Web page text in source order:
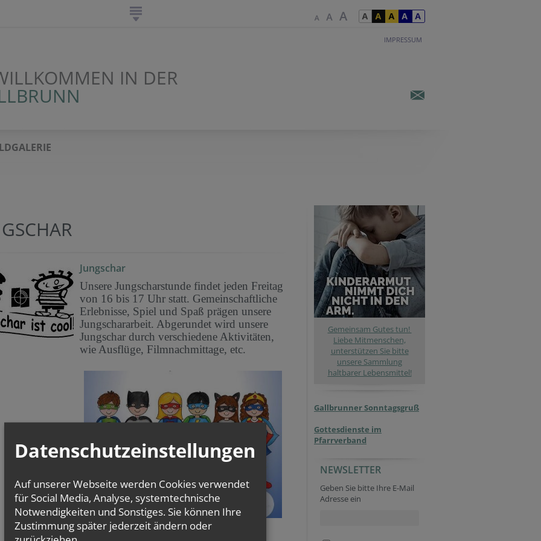
IMPRESSUM
IN DER
Jungschar
Unsere Jungscharstunde findet jeden Freitag
von 16 bis 17 Uhr statt. Gemeinschaftliche
Erlebnisse, Spiel und Spaß prägen unsere
Jungschararbeit. Abgerundet wird unsere
Jungschar durch verschiedene Aktivitäten,
wie Ausflüge, Filmnachmittage, etc.
Zu den Fotos
Gemeinsam Gutes tun!
Liebe Mitmenschen,
unterstützen Sie bitte
unsere Sammlung
haltbarer Lebensmittel!
Gallbrunner Sonntagsgruß
Gottesdienste im
Pfarrverband
Company website
Homepage
Fax
Secondary phone
Security token
Verification code
URL
NEWSLETTER
Geben Sie bitte Ihre E-Mail
Adresse ein
Datenschutzeinstellungen
Auf unserer Webseite werden Cookies verwendet
für Social Media, Analyse, systemtechnische
Notwendigkeiten und Sonstiges. Sie können Ihre
Zustimmung später jederzeit ändern oder